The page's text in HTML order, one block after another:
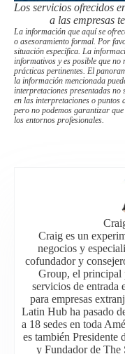
Los servicios ofrecidos
a las empresas
La información que aquí se
o asesoramiento formal. Por
situación específica. La
informativos y es posible que
prácticas pertinentes. El
la información mencionada
interpretaciones presentadas no
en las interpretaciones o puntos
pero no podemos garantizar
los entornos profesionales.
Craig es un
negocios y
cofundador y
Group, el principal
servicios de entrada
para empresas
Latin Hub ha pasado
a 18 sedes en toda
es también Presidente
y Fundador de The